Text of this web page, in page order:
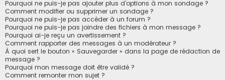
Pourquoi ne puis-je pas ajouter plus d’options à mon sondage ?
Comment modifier ou supprimer un sondage ?
Pourquoi ne puis-je pas accéder à un forum ?
Pourquoi ne puis-je pas joindre des fichiers à mon message ?
Pourquoi ai-je reçu un avertissement ?
Comment rapporter des messages à un modérateur ?
À quoi sert le bouton « Sauvegarder » dans la page de rédaction de
message ?
Pourquoi mon message doit être validé ?
Comment remonter mon sujet ?